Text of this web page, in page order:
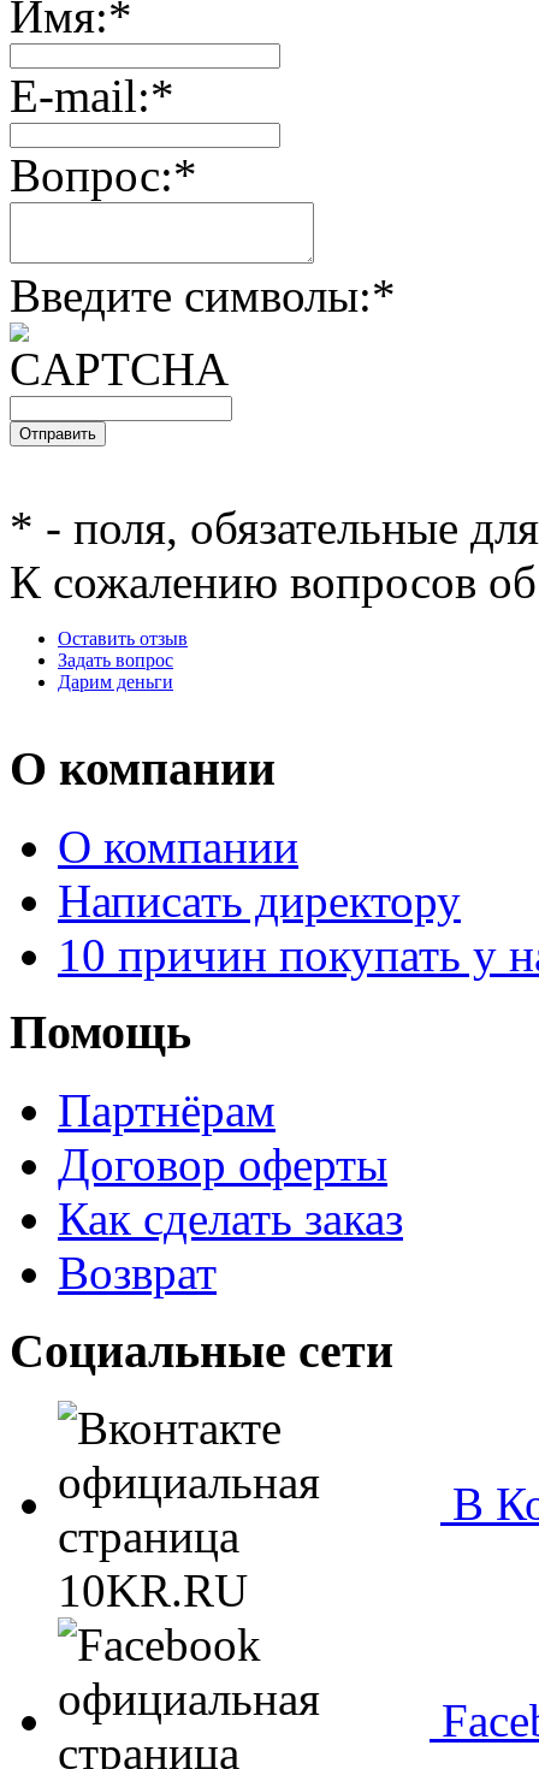
Имя:*
E-mail:*
Вопрос:*
Введите символы:*
* - поля, обязательные
К сожалению вопросов об
Оставить отзыв
Задать вопрос
Дарим деньги
О компании
О компании
Написать директору
10 причин покупать у
Помощь
Партнёрам
Договор оферты
Как сделать заказ
Возврат
Социальные сети
В